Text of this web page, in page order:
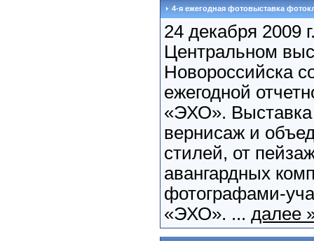
4-я ежегодная фотовыставка
24 декабря 2009
Центральном
Новороссийска
ежегодной
«ЭХО». Выставка
вернисаж и
стилей, от
авангардных
фотографами-
«ЭХО». ... далее